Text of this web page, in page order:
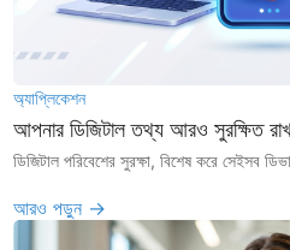
অ্যাপ্লিকেশন
আপনার ডিজিটাল তথ্য আরও সুরক্ষিত
ডিজিটাল পরিবেশের সুরক্ষা, বিশেষ করে সেইসব
আরও পড়ুন →